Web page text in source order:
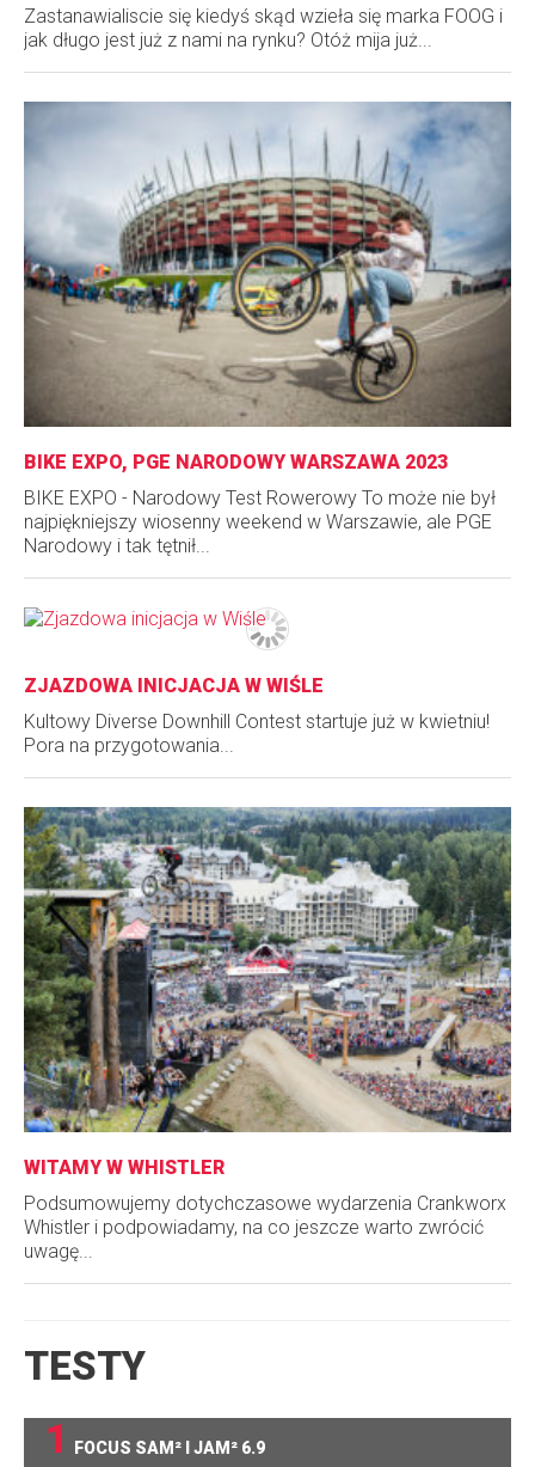
Zastanawialiscie się kiedyś skąd wzieła się marka FOOG i
jak długo jest już z nami na rynku? Otóż mija już...
BIKE EXPO, PGE NARODOWY WARSZAWA 2023
BIKE EXPO - Narodowy Test Rowerowy To może nie był
najpiękniejszy wiosenny weekend w Warszawie, ale PGE
Narodowy i tak tętnił...
ZJAZDOWA INICJACJA W WIŚLE
Kultowy Diverse Downhill Contest startuje już w kwietniu!
Pora na przygotowania...
WITAMY W WHISTLER
Podsumowujemy dotychczasowe wydarzenia Crankworx
Whistler i podpowiadamy, na co jeszcze warto zwrócić
uwagę...
TESTY
1
FOCUS SAM² I JAM² 6.9